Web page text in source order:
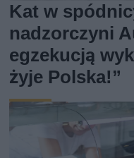
Kat w
nadzorczyni
egzekucją
żyje Polska!”